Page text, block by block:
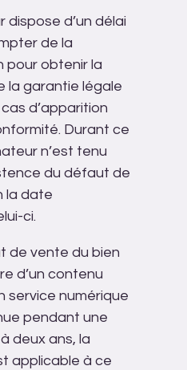
d’un délai
de la
pour obtenir la
la garantie légale
d’apparition
Durant ce
n’est tenu
du défaut de
la date
ci.
de vente du bien
d’un contenu
service numérique
pendant une
deux ans, la
applicable à ce